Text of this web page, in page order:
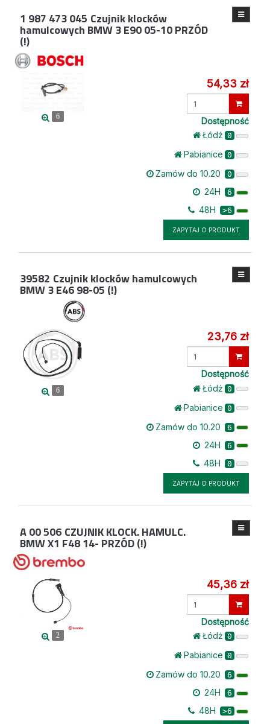
1 987 473 045 Czujnik klocków
hamulcowych BMW 3 E90 05-10 PRZÓD
(!)
6
54,33 zł
Dostępność
Łódż 0
Pabianice 0
Zamów do 10.20 0
24H 6
48H >6
ZAPYTAJ O PRODUKT
39582 Czujnik klocków hamulcowych
BMW 3 E46 98-05 (!)
6
23,76 zł
Wprowadź
ilość
Dostępność
Łódż 0
Pabianice 0
Zamów do 10.20 6
24H 6
48H 0
ZAPYTAJ O PRODUKT
A 00 506 CZUJNIK KLOCK. HAMULC.
BMW X1 F48 14- PRZÓD (!)
2
45,36 zł
Dostępność
Łódż 0
Pabianice 0
Zamów do 10.20 6
24H 6
48H >6